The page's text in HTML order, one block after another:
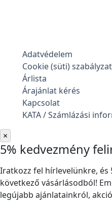
Adatvédelem
Cookie (süti) szabályzat
Árlista
Árajánlat kérés
Kapcsolat
KATA / Számlázási
×
5% kedvezmény
Iratkozz fel hírlevelünkre, és
következő vásárlásodból!
legújabb ajánlatainkról,